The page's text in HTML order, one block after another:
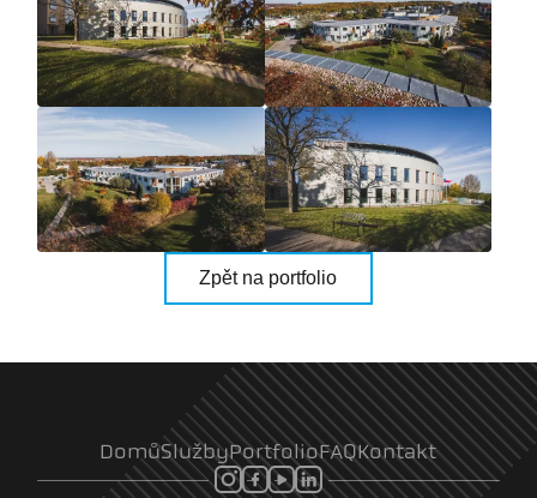
Zpět na portfolio
DomůSlužbyPortfolioFAQKontakt